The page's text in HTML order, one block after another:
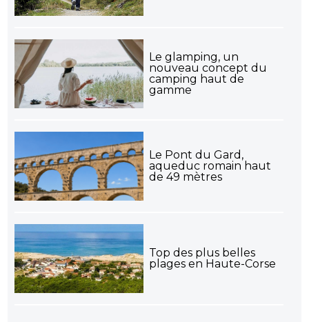
Le glamping, un
nouveau concept du
camping haut de
gamme
Le Pont du Gard,
aqueduc romain haut
de 49 mètres
Top des plus belles
plages en Haute-Corse